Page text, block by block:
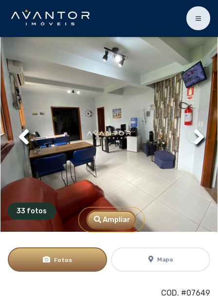
33 fotos
Ampliar
Fotos Mapa
COD. #07649